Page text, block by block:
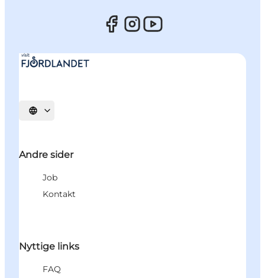
Vælg sprog
Andre sider
Job
Kontakt
Nyttige links
FAQ